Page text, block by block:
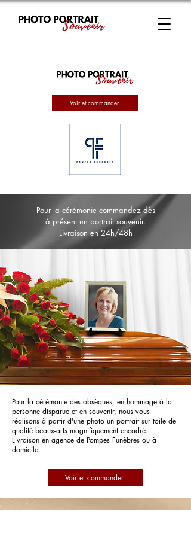
Voir et commander
Pour la cérémonie commandez dès
à présent un portrait souvenir.
Livraison en 24h/48h
Pour la cérémonie des obsèques, en hommage à la
personne disparue et en souvenir, nous vous
réalisons à partir d'une photo un portrait sur toile de
qualité beaux-arts magnifiquement encadré.
Livraison en agence de Pompes Funèbres ou à
domicile.
Voir et commander